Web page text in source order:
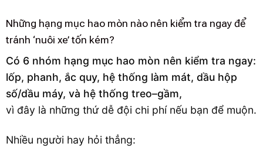
Những hạng mục hao mòn nào nên kiểm tra ngay để
tránh ‘nuôi xe’ tốn kém?
Có 6 nhóm hạng mục hao mòn nên kiểm tra ngay:
lốp, phanh, ắc quy, hệ thống làm mát, dầu hộp
số/dầu máy, và hệ thống treo–gầm,
vì đây là những thứ dễ đội chi phí nếu bạn để muộn.
Nhiều người hay hỏi thẳng: